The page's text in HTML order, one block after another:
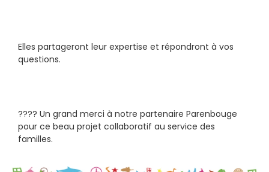
Elles partageront leur expertise et répondront à vos
questions.
???? Un grand merci à notre partenaire Parenbouge
pour ce beau projet collaboratif au service des
familles.